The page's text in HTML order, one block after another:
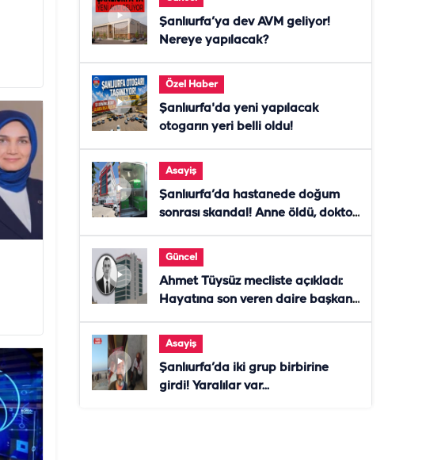
Şanlıurfa’ya dev AVM geliyor!
Nereye yapılacak?
Özel Haber
Şanlıurfa'da yeni yapılacak
otogarın yeri belli oldu!
Asayiş
Şanlıurfa’da hastanede doğum
sonrası skandal! Anne öldü, doktor
Güncel
Ahmet Tüysüz mecliste açıkladı:
Hayatına son veren daire başkanı
bıraktı
Asayiş
Şanlıurfa’da iki grup birbirine
girdi! Yaralılar var...